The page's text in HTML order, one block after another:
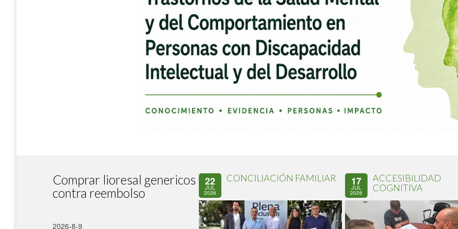
Comprar lioresal genericos
contra reembolso
2026-8-9
22
JUL
2026
CONCILIACIÓN FAMILIAR 17
JUL
2026
ACCESIBILIDAD
COGNITIVA